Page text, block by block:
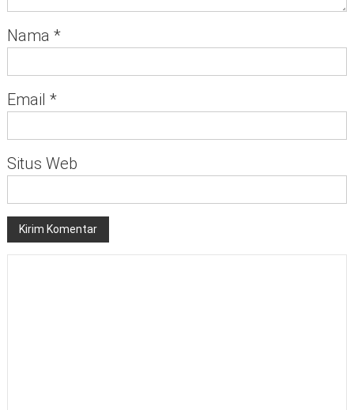
Nama *
Email *
Situs Web